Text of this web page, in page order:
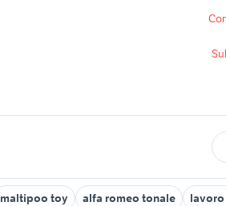
maltipoo toy alfa romeo tonale